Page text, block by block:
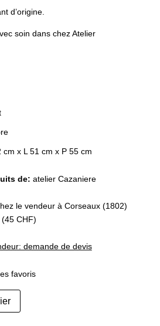
d’origine.
soin dans chez Atelier
cm x L 51 cm x P 55 cm
de: atelier Cazaniere
le vendeur à Corseaux (1802)
CHF)
demande de devis
favoris